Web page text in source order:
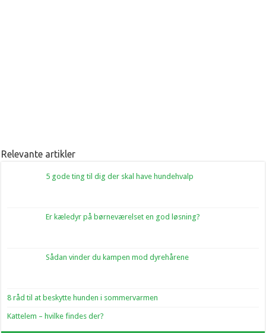
Relevante artikler
5 gode ting til dig der skal have hundehvalp
Er kæledyr på børneværelset en god løsning?
Sådan vinder du kampen mod dyrehårene
8 råd til at beskytte hunden i sommervarmen
Kattelem – hvilke findes der?